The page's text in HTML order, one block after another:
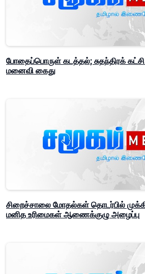
போதைப்பொருள் கடத்தல்; சுதந்திரக்
மனைவி கைது
சிறைச்சாலை மோதல்கள் தொடர்பில்
மனித உரிமைகள் ஆணைக்குழு அழைப்பு